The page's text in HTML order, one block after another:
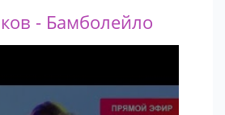
- Бамболейло